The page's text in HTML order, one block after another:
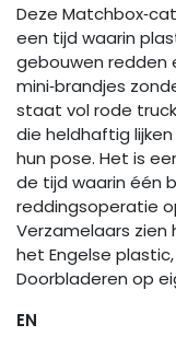
Deze
een tijd waarin
gebouwen redden
mini‑brandjes
staat vol rode
die heldhaftig
hun pose. Het is
de tijd waarin één
reddingsoperatie
Verzamelaars zien
het Engelse
Doorbladeren op
EN